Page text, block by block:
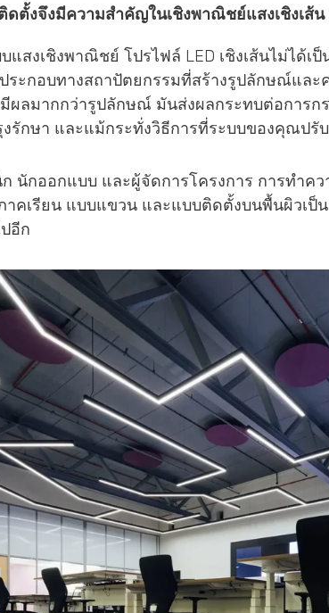
ดตั้งจึงมีความสำคัญในเชิงพาณิชย์แสงเชิงเส้น
แสงเชิงพาณิชย์ โปรไฟล์ LED เชิงเส้นไม่ได้เ
ระกอบทางสถาปัตยกรรมที่สร้างรูปลักษณ์และ
ผลมากกว่ารูปลักษณ์ มันส่งผลกระทบต่อการก
งรักษา และแม้กระทั่งวิธีการที่ระบบของคุณปรั
นักออกแบบ และผู้จัดการโครงการ การทำค
คเรียน แบบแขวน และแบบติดตั้งบนพื้นผิวเป็
อีก